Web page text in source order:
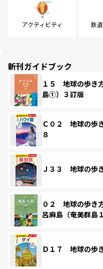
アクティビティ 鉄
新刊ガイドブック
１５ 地球の歩
島①）３訂版
Ｃ０２ 地球の歩
８
Ｊ３３ 地球の歩
０２ 地球の歩
呂麻島（奄美群
Ｄ１７ 地球の歩